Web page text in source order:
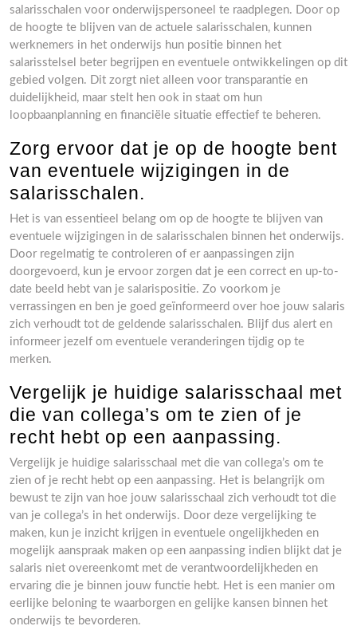
salarisschalen voor onderwijspersoneel te raadplegen. Door op
de hoogte te blijven van de actuele salarisschalen, kunnen
werknemers in het onderwijs hun positie binnen het
salarisstelsel beter begrijpen en eventuele ontwikkelingen op dit
gebied volgen. Dit zorgt niet alleen voor transparantie en
duidelijkheid, maar stelt hen ook in staat om hun
loopbaanplanning en financiële situatie effectief te beheren.
Zorg ervoor dat je op de hoogte bent
van eventuele wijzigingen in de
salarisschalen.
Het is van essentieel belang om op de hoogte te blijven van
eventuele wijzigingen in de salarisschalen binnen het onderwijs.
Door regelmatig te controleren of er aanpassingen zijn
doorgevoerd, kun je ervoor zorgen dat je een correct en up-to-
date beeld hebt van je salarispositie. Zo voorkom je
verrassingen en ben je goed geïnformeerd over hoe jouw salaris
zich verhoudt tot de geldende salarisschalen. Blijf dus alert en
informeer jezelf om eventuele veranderingen tijdig op te
merken.
Vergelijk je huidige salarisschaal met
die van collega’s om te zien of je
recht hebt op een aanpassing.
Vergelijk je huidige salarisschaal met die van collega’s om te
zien of je recht hebt op een aanpassing. Het is belangrijk om
bewust te zijn van hoe jouw salarisschaal zich verhoudt tot die
van je collega’s in het onderwijs. Door deze vergelijking te
maken, kun je inzicht krijgen in eventuele ongelijkheden en
mogelijk aanspraak maken op een aanpassing indien blijkt dat je
salaris niet overeenkomt met de verantwoordelijkheden en
ervaring die je binnen jouw functie hebt. Het is een manier om
eerlijke beloning te waarborgen en gelijke kansen binnen het
onderwijs te bevorderen.